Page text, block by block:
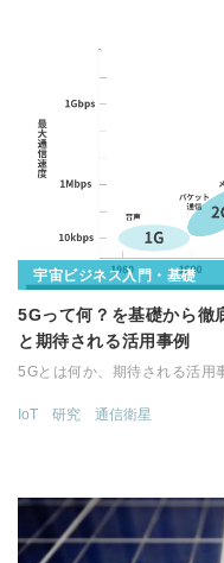
宇宙ビジネス入門・基礎
5Gって何？を基礎から徹
と期待される活用事例
5Gとは何か、期待される活用
IoT 研究 通信衛星